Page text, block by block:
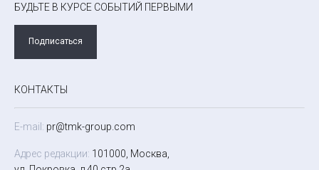
БУДЬТЕ В КУРСЕ СОБЫТИЙ ПЕРВЫМИ
Подписаться
КОНТАКТЫ
E-mail: pr@tmk-group.com
Адрес редакции: 101000, Москва,